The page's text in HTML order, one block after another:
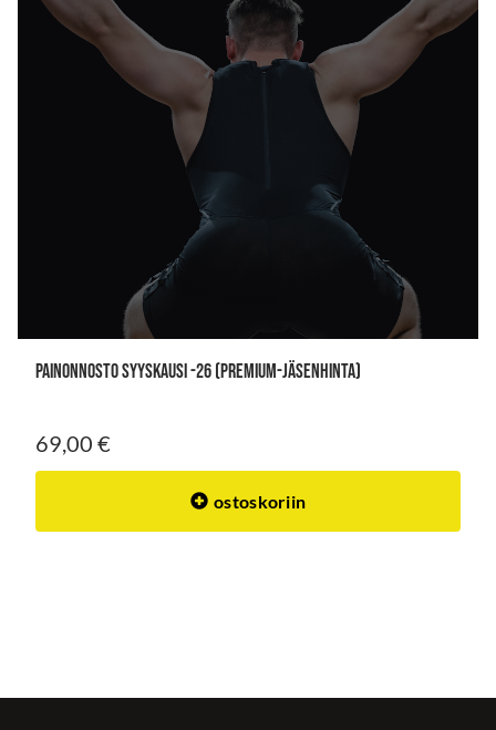
PAINONNOSTO SYYSKAUSI -26 (premium-jäsenhinta)
69,00 €
ostoskoriin